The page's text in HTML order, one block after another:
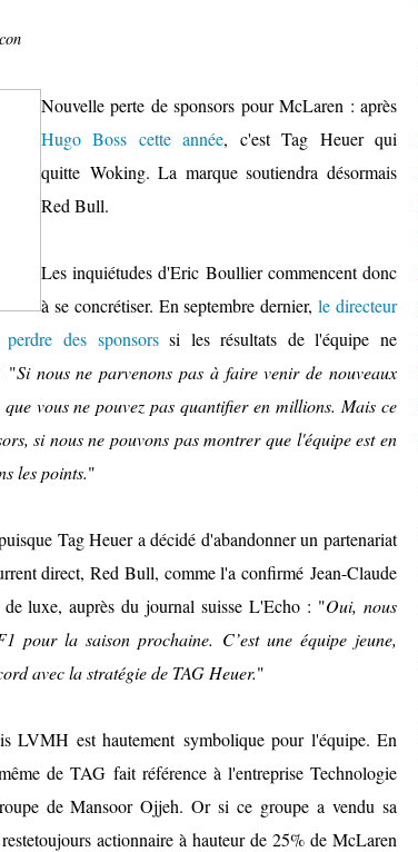
Nouvelle perte de sponsors pour McLaren : après
Hugo Boss cette année, c'est Tag Heuer qui
quitte Woking. La marque soutiendra désormais
Red Bull.
Les inquiétudes d'Eric Boullier commencent donc
à se concrétiser. En septembre dernier,le directeur
des sponsorssi les résultats de l'équipe ne
"Si nous ne parvenons pas à faire venir de nouveaux
vous ne pouvez pas quantifier en millions. Mais ce
si nous ne pouvons pas montrer que l'équipe est en
les points."
Tag Heuer a décidé d'abandonner un partenariat
direct, Red Bull, comme l'a confirmé Jean-Claude
luxe, auprès du journal suisse L'Echo : "Oui, nous
pour la saison prochaine. C’est une équipe jeune,
avec la stratégie de TAG Heuer."
LVMH est hautement symbolique pour l'équipe. En
de TAG fait référence à l'entreprise Technologie
de Mansoor Ojjeh. Or si ce groupe a vendu sa
actionnaire à hauteur de 25% de McLaren